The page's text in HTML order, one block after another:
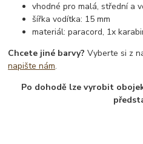
vhodné pro malá, střední a
šířka vodítka: 15 mm
materiál: paracord, 1x
Chcete jiné barvy? Vyberte si z
napište nám.
Po dohodě lze vyrobit